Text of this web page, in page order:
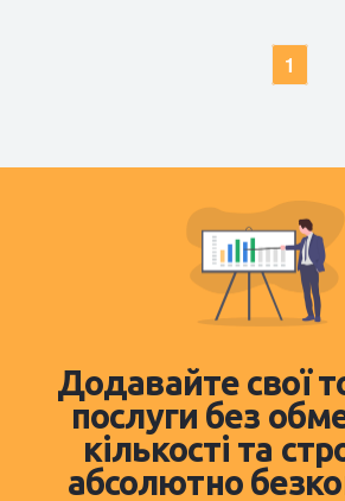
1
Додавайте свої
послуги без
кількості та
абсолютно